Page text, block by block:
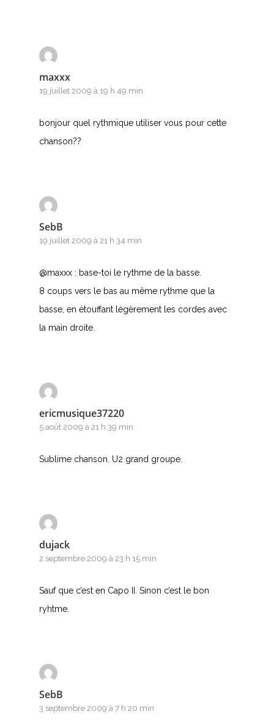
maxxx
19 juillet 2009 à 19 h 49 min
bonjour quel rythmique utiliser vous pour cette
chanson??
SebB
19 juillet 2009 à 21 h 34 min
@maxxx : base-toi le rythme de la basse.
8 coups vers le bas au même rythme que la
basse, en étouffant légèrement les cordes avec
la main droite.
ericmusique37220
5 août 2009 à 21 h 39 min
Sublime chanson. U2 grand groupe.
dujack
2 septembre 2009 à 23 h 15 min
Sauf que c’est en Capo II. Sinon c’est le bon
ryhtme.
SebB
3 septembre 2009 à 7 h 20 min
T
Y
Z